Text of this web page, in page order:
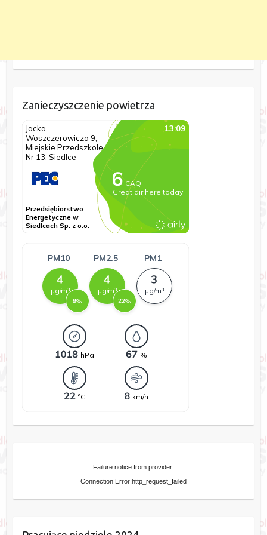
Zanieczyszczenie powietrza
Failure notice from provider:
Connection Error:http_request_failed